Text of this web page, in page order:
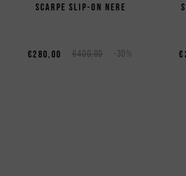
Scarpe slip-on nere
€400,00 -30%
€280,00